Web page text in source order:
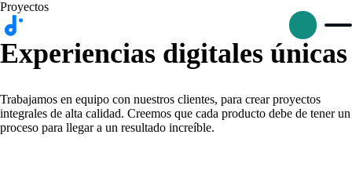
Proyectos
Experiencias digitales únicas
Trabajamos en equipo con nuestros clientes, para crear proyectos
integrales de alta calidad. Creemos que cada producto debe de tener un
proceso para llegar a un resultado increíble.